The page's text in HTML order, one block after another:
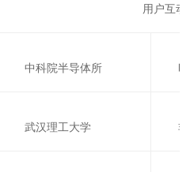
用户互动
中科院半导体所
武汉理工大学